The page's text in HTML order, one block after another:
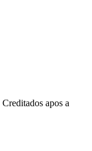
Creditados apos a